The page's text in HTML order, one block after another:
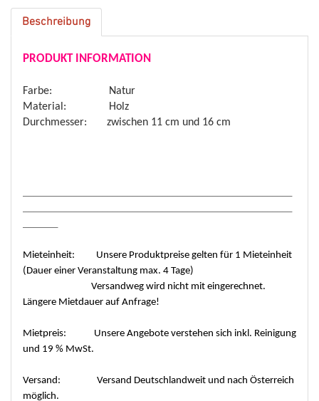
Beschreibung
PRODUKT INFORMATION
Farbe: Natur
Material: Holz
Durchmesser: zwischen 11 cm und 16 cm
Mieteinheit: Unsere Produktpreise gelten für 1 Mieteinheit
(Dauer einer Veranstaltung max. 4 Tage)
Versandweg wird nicht mit eingerechnet.
Längere Mietdauer auf Anfrage!
Mietpreis: Unsere Angebote verstehen sich inkl. Reinigung
und 19 % MwSt.
Versand: Versand Deutschlandweit und nach Österreich
möglich.